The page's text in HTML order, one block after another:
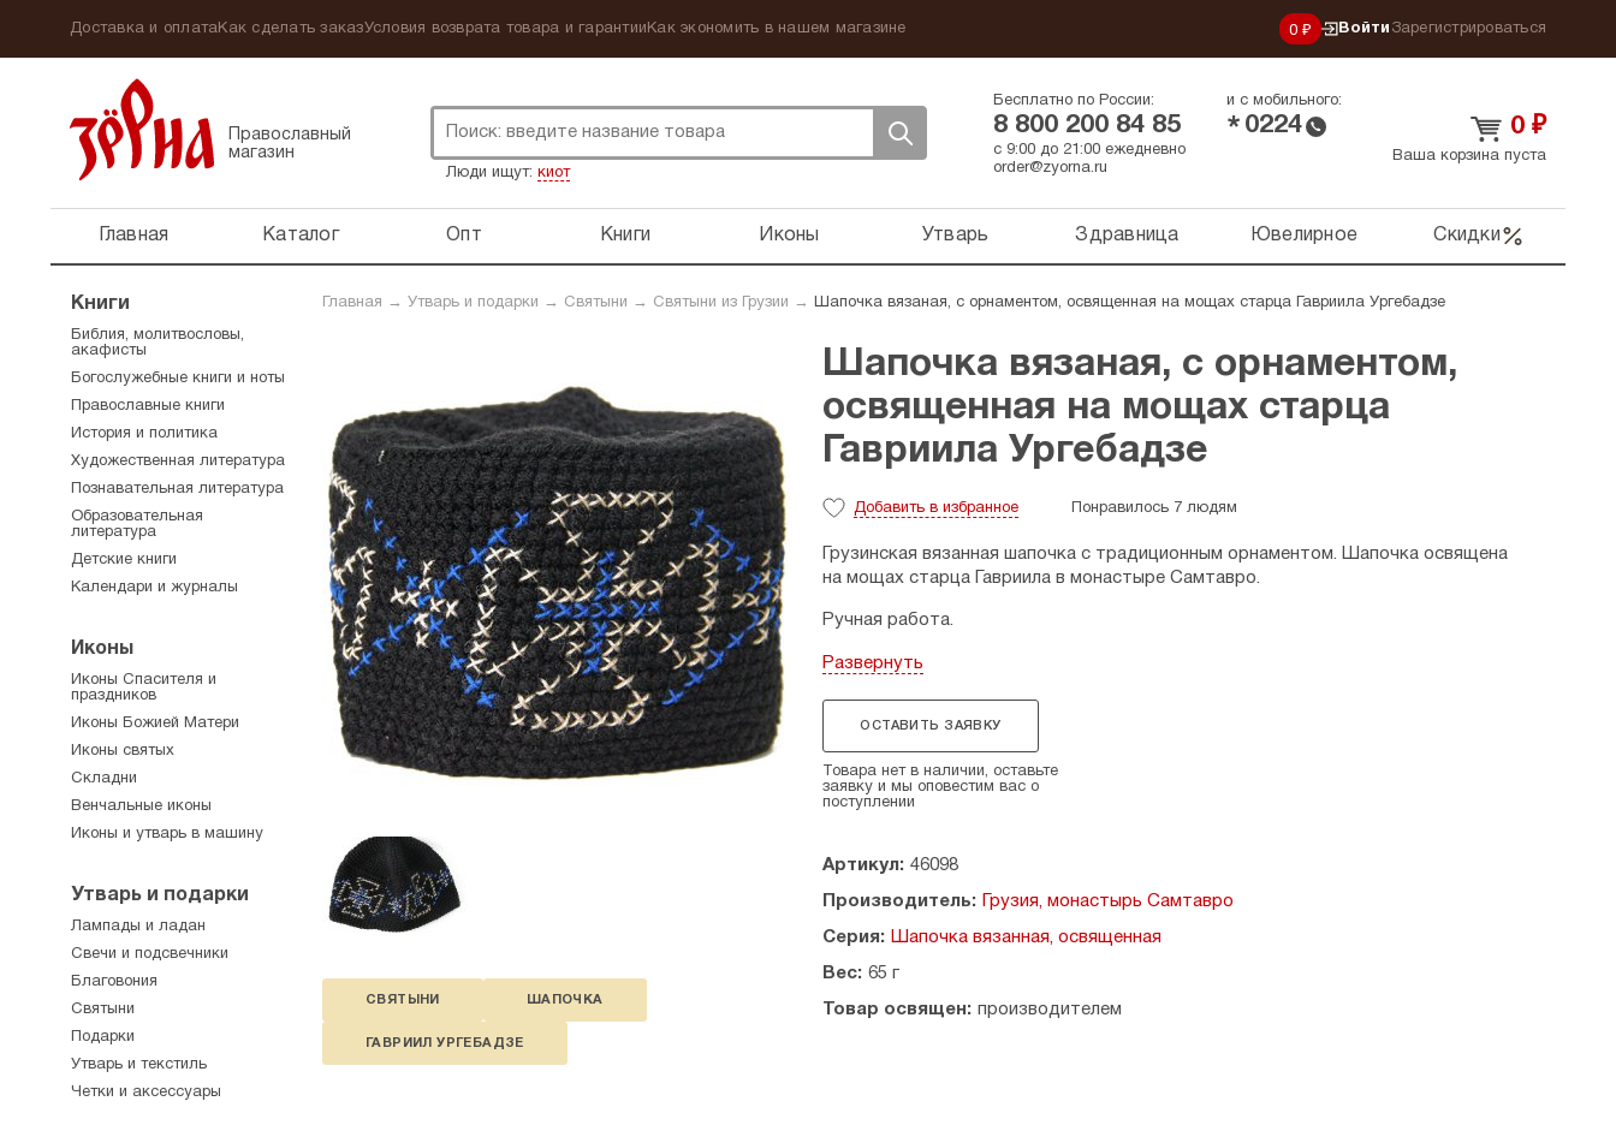
Доставка и оплатаКак сделать заказУсловия возврата товара и гарантии Как экономить в нашем магазине 0 ₽ Войти Зарегистрироваться
Православный
магазин
Люди ищут: киот
Бесплатно по России:
8 800 200 84 85
и с мобильного:
* 0224
с 9:00 до 21:00 ежедневно
order@zyorna.ru
0 ₽
Ваша корзина пуста
Главная Каталог Опт Книги Иконы Утварь Здравница Ювелирное Скидки
Главная → Утварь и подарки → Святыни → Святыни из Грузии → Шапочка вязаная, с орнаментом, освященная на мощах старца Гавриила Ургебадзе
СВЯТЫНИ ШАПОЧКА
ГАВРИИЛ УРГЕБАДЗЕ
Шапочка вязаная, с орнаментом,
освященная на мощах старца
Гавриила Ургебадзе
Добавить в избранное Понравилось 7 людям
Грузинская вязанная шапочка с традиционным орнаментом. Шапочка освящена
на мощах старца Гавриила в монастыре Самтавро.
Ручная работа.
Материал: 100% шерсть.
Размеры: диаметр — 19 см, высота — 11 см.
Страна производитель: Грузия.
Развернуть
ОСТАВИТЬ ЗАЯВКУ
Товара нет в наличии, оставьте
заявку и мы оповестим вас о
поступлении
Артикул: 46098
Производитель: Грузия, монастырь Самтавро
Серия: Шапочка вязанная, освященная
Вес: 65 г
Товар освящен: производителем
Книги
Библия, молитвословы,
акафисты
Богослужебные книги и ноты
Православные книги
История и политика
Художественная литература
Познавательная литература
Образовательная
литература
Детские книги
Календари и журналы
Иконы
Иконы Спасителя и
праздников
Иконы Божией Матери
Иконы святых
Складни
Венчальные иконы
Иконы и утварь в машину
Утварь и подарки
Лампады и ладан
Свечи и подсвечники
Благовония
Святыни
Подарки
Утварь и текстиль
Четки и аксессуары